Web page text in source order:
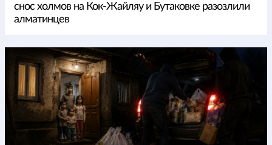
снос холмов на Кок-Жайляу и Бутаковке разозлили
алматинцев